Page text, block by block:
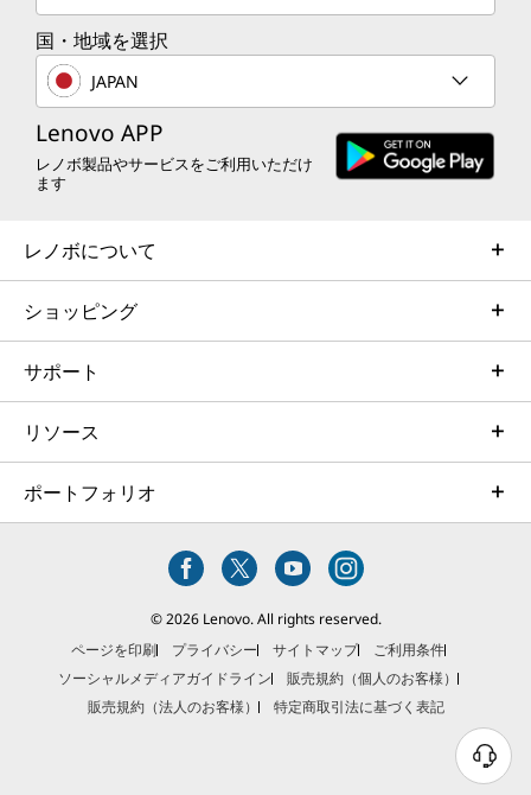
国・地域を選択
JAPAN
Lenovo APP
レノボ製品やサービスをご利用いただけ
ます
レノボについて
ショッピング
サポート
リソース
ポートフォリオ
© 2026 Lenovo. All rights reserved.
ページを印刷
プライバシー サイトマップ
ご利用条件
ソーシャルメディアガイドライン
販売規約（個人のお客様）
販売規約（法人のお客様）
特定商取引法に基づく表記